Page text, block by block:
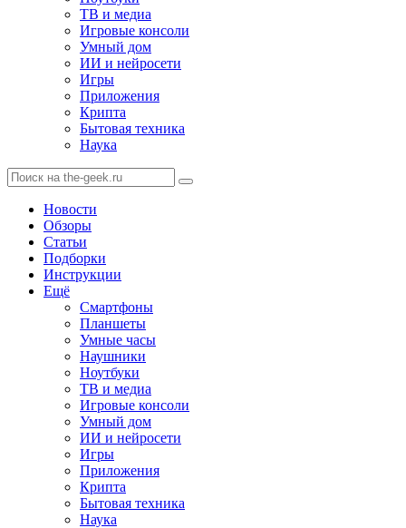
ТВ и медиа
Игровые консоли
Умный дом
ИИ и нейросети
Игры
Приложения
Крипта
Бытовая техника
Наука
Новости
Обзоры
Статьи
Подборки
Инструкции
Ещё
Смартфоны
Планшеты
Умные часы
Наушники
Ноутбуки
ТВ и медиа
Игровые консоли
Умный дом
ИИ и нейросети
Игры
Приложения
Крипта
Бытовая техника
Наука